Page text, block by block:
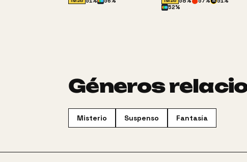
52%
Géneros
Misterio Suspenso Fantasía